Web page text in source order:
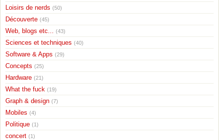
Loisirs de nerds (50)
Découverte (45)
Web, blogs etc... (43)
Sciences et techniques (40)
Software & Apps (29)
Concepts (25)
Hardware (21)
What the fuck (19)
Graph & design (7)
Mobiles (4)
Politique (1)
concert (1)